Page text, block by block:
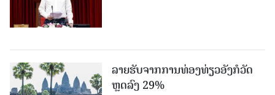
ລາຍຮັບຈາກການທ່ອງທ່ຽວອັງກໍວັດ
ຫຼດລົງ 29%